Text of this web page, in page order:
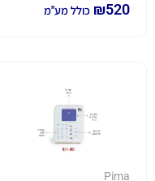
₪520 כולל מע"מ
Pima